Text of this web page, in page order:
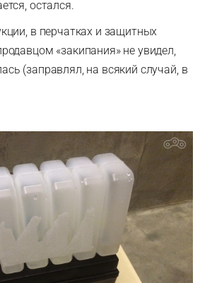
остался.
в перчатках и защитных
«закипания» не увидел,
(заправлял, на всякий случай, в